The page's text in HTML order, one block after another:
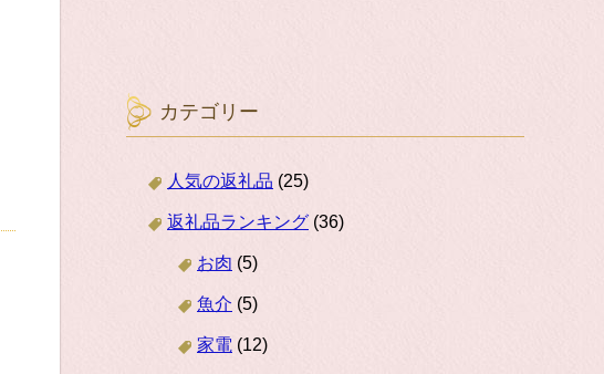
カテゴリー
人気の返礼品 (25)
返礼品ランキング (36)
お肉 (5)
魚介 (5)
家電 (12)